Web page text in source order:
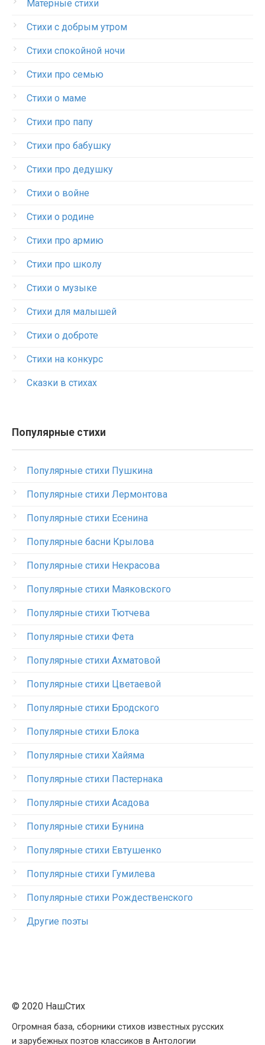
Матерные стихи
Стихи с добрым утром
Стихи спокойной ночи
Стихи про семью
Стихи о маме
Стихи про папу
Стихи про бабушку
Стихи про дедушку
Стихи о войне
Стихи о родине
Стихи про армию
Стихи про школу
Стихи о музыке
Стихи для малышей
Стихи о доброте
Стихи на конкурс
Сказки в стихах
Популярные стихи
Популярные стихи Пушкина
Популярные стихи Лермонтова
Популярные стихи Есенина
Популярные басни Крылова
Популярные стихи Некрасова
Популярные стихи Маяковского
Популярные стихи Тютчева
Популярные стихи Фета
Популярные стихи Ахматовой
Популярные стихи Цветаевой
Популярные стихи Бродского
Популярные стихи Блока
Популярные стихи Хайяма
Популярные стихи Пастернака
Популярные стихи Асадова
Популярные стихи Бунина
Популярные стихи Евтушенко
Популярные стихи Гумилева
Популярные стихи Рождественского
Другие поэты
© 2020 НашСтих
Огромная база, сборники стихов известных русских
и зарубежных поэтов классиков в Антологии